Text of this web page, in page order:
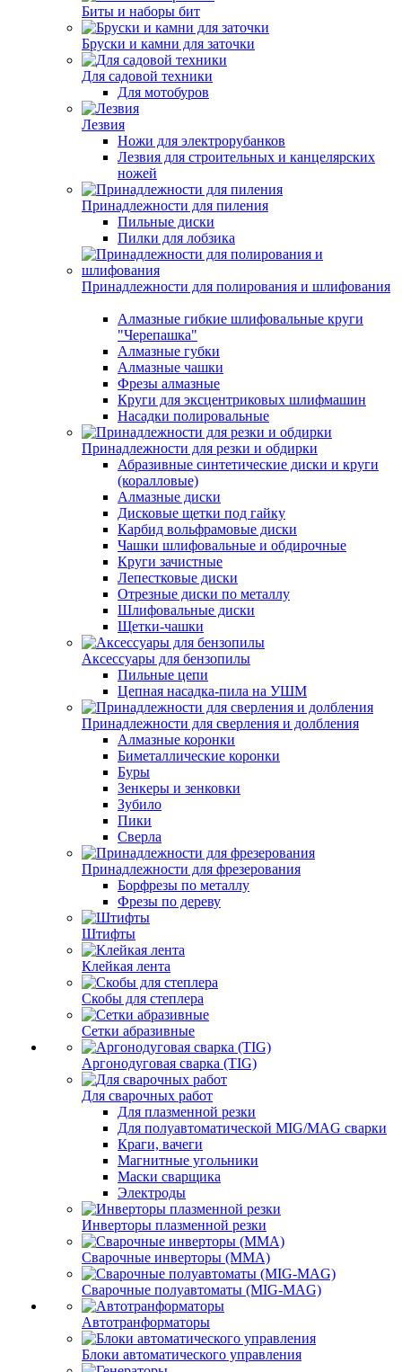
Биты и наборы бит
Бруски и камни для заточки
Для садовой техники
Для мотобуров
Лезвия
Ножи для электрорубанков
Лезвия для строительных и канцелярских
ножей
Принадлежности для пиления
Пильные диски
Пилки для лобзика
Принадлежности для полирования и шлифования
Алмазные гибкие шлифовальные круги
"Черепашка"
Алмазные губки
Алмазные чашки
Фрезы алмазные
Круги для эксцентриковых шлифмашин
Насадки полировальные
Принадлежности для резки и обдирки
Абразивные синтетические диски и круги
(коралловые)
Алмазные диски
Дисковые щетки под гайку
Карбид вольфрамовые диски
Чашки шлифовальные и обдирочные
Круги зачистные
Лепестковые диски
Отрезные диски по металлу
Шлифовальные диски
Щетки-чашки
Аксессуары для бензопилы
Пильные цепи
Цепная насадка-пила на УШМ
Принадлежности для сверления и долбления
Алмазные коронки
Биметаллические коронки
Буры
Зенкеры и зенковки
Зубило
Пики
Сверла
Принадлежности для фрезерования
Борфрезы по металлу
Фрезы по дереву
Штифты
Клейкая лента
Скобы для степлера
Сетки абразивные
Аргонодуговая сварка (TIG)
Для сварочных работ
Для плазменной резки
Для полуавтоматической MIG/MAG сварки
Краги, вачеги
Магнитные угольники
Маски сварщика
Электроды
Инверторы плазменной резки
Сварочные инверторы (MMA)
Сварочные полуавтоматы (MIG-MAG)
Автотранформаторы
Блоки автоматического управления